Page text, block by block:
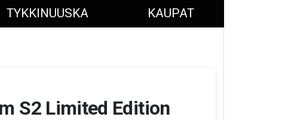
TYKKINUUSKA KAUPAT
S2 Limited Edition